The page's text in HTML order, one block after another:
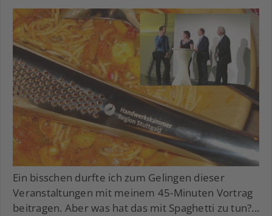
Ein bisschen durfte ich zum Gelingen dieser
Veranstaltungen mit meinem 45-Minuten Vortrag
beitragen. Aber was hat das mit Spaghetti zu tun?...